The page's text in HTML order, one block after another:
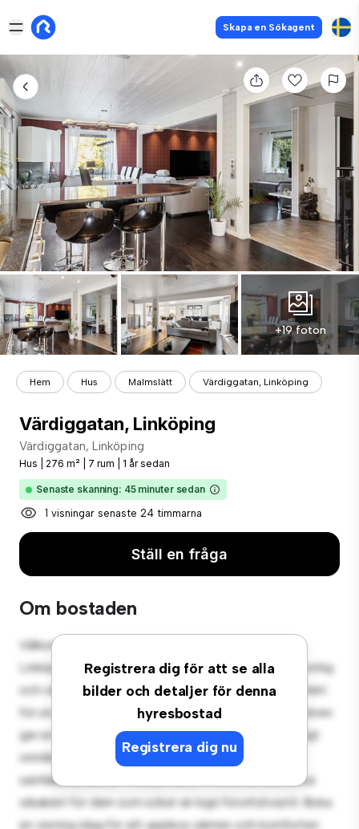
Skapa en Sökagent
+19 foton
Hem Hus Malmslätt Värdiggatan, Linköping
Värdiggatan, Linköping
Värdiggatan, Linköping
Hus 276 m² 7 rum 1 år sedan
Senaste skanning: 45 minuter sedan
1 visningar senaste 24 timmarna
Ställ en fråga
Om bostaden
Registrera dig för att se alla
bilder och detaljer för denna
hyresbostad
Registrera dig nu
Välkommen till din nya förortsoas på Värdiggatan,
Linköping! Detta charmiga 7-rumshus erbjuder en rymlig
och välkomnande miljö. Den stora bakgården är perfekt
för utomhussammankomster, och den mysiga interiören
ger en bekväm tillflyktsort. Beläget i ett familjevänligt
område, har du tillgång till parker, skolor och
samhällsfaciliteter. Prisvärt till 24 950 kr är detta hus
idealiskt för dem som söker en lugn förortslivsstil. Boka
en visning idag för att uppleva värmen och komforten